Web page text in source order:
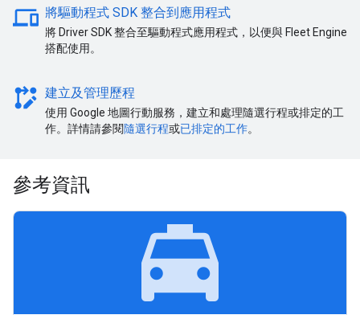
devices 將驅動程式 SDK 整合到應用程式
將 Driver SDK 整合至驅動程式應用程式，以便與 Fleet Engine
搭配使用。
rebase_edit 建立及管理歷程
使用 Google 地圖行動服務，建立和處理隨選行程或排定的工
作。詳情請參閱隨選行程或已排定的工作。
參考資訊
local_taxi